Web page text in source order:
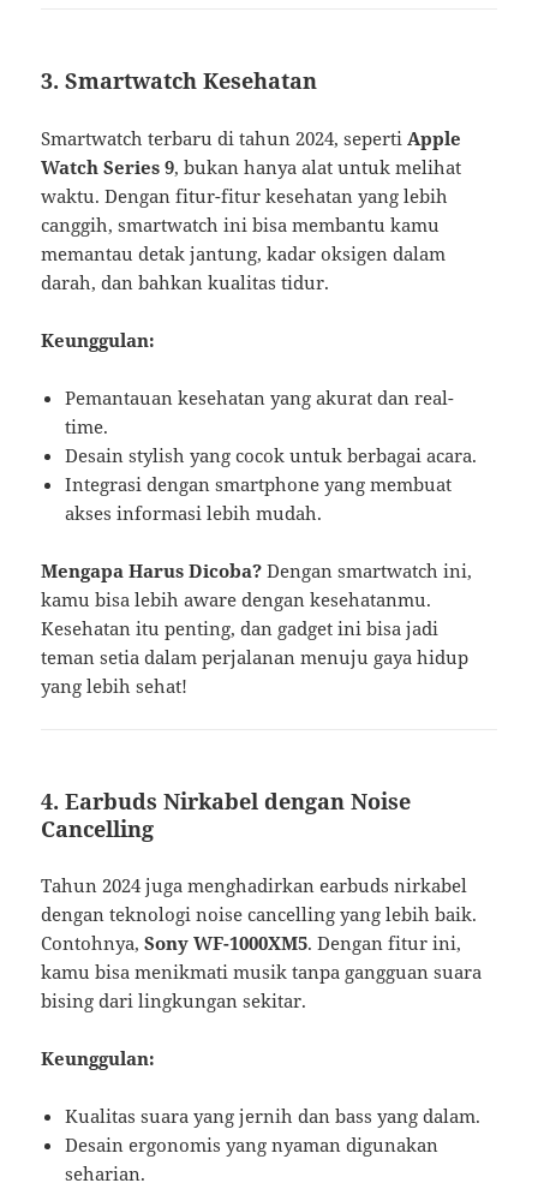
3.Smartwatch Kesehatan
Smartwatch terbaru di tahun 2024, seperti Apple
Watch Series 9, bukan hanya alat untuk melihat
waktu. Dengan fitur-fitur kesehatan yang lebih
canggih, smartwatch ini bisa membantu kamu
memantau detak jantung, kadar oksigen dalam
darah, dan bahkan kualitas tidur.
Keunggulan:
Pemantauan kesehatan yang akurat dan real-
time.
Desain stylish yang cocok untuk berbagai acara.
Integrasi dengan smartphone yang membuat
akses informasi lebih mudah.
Mengapa Harus Dicoba? Dengan smartwatch ini,
kamu bisa lebih aware dengan kesehatanmu.
Kesehatan itu penting, dan gadget ini bisa jadi
teman setia dalam perjalanan menuju gaya hidup
yang lebih sehat!
4.Earbuds Nirkabel dengan Noise
Cancelling
Tahun 2024 juga menghadirkan earbuds nirkabel
dengan teknologi noise cancelling yang lebih baik.
Contohnya,Sony WF-1000XM5. Dengan fitur ini,
kamu bisa menikmati musik tanpa gangguan suara
bising dari lingkungan sekitar.
Keunggulan:
Kualitas suara yang jernih dan bass yang dalam.
Desain ergonomis yang nyaman digunakan
seharian.